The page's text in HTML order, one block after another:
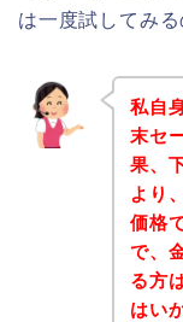
は一度試してみ
私自
末セ
果、
より
価格
で、
る方
はい